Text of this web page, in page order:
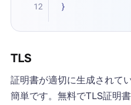
}
TLS
証明書が適切に生成されて
簡単です。無料でTLS証明書